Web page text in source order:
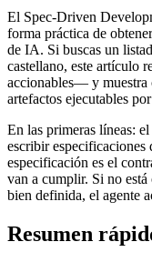
El Spec-Driven
forma práctica de
de IA. Si buscas un
castellano, este artículo
accionables— y muestra
artefactos ejecutables
En las primeras líneas:
escribir especificaciones
especificación es el
van a cumplir. Si no
bien definida, el agente
Resumen